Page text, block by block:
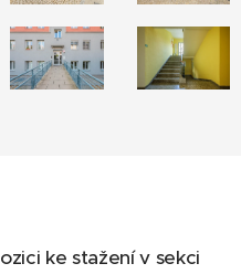
ke stažení v sekci